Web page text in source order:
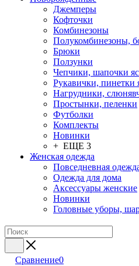
Джемперы
Кофточки
Комбинезоны
Полукомбинезоны,
Брюки
Ползунки
Чепчики, шапочки
Рукавички, пинетки
Нагрудники,
Простынки, пеленки
Футболки
Комплекты
Новинки
+ ЕЩЕ 3
Женская одежда
Повседневная
Одежда для дома
Аксессуары женские
Новинки
Головные уборы,
Сравнение0